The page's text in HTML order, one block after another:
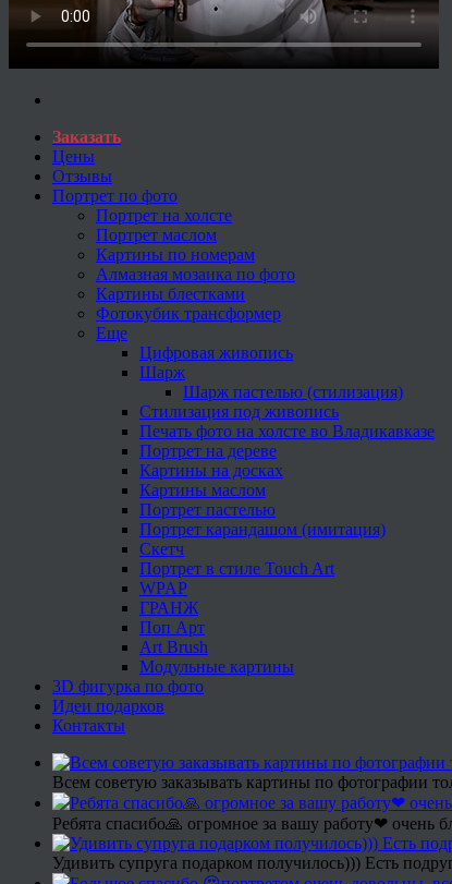
Заказать
Цены
Отзывы
Портрет по фото
Портрет на холсте
Портрет маслом
Картины по номерам
Алмазная мозаика по фото
Картины блестками
Фотокубик трансформер
Еще
Цифровая живопись
Шарж
Шарж пастелью (стилизация)
Стилизация под живопись
Печать фото на холсте во Владикавказе
Портрет на дереве
Картины на досках
Картины маслом
Портрет пастелью
Портрет карандашом (имитация)
Скетч
Портрет в стиле Touch Art
WPAP
ГРАНЖ
Поп Арт
Art Brush
Модульные картины
3D фигурка по фото
Идеи подарков
Контакты
Всем советую заказывать картины по фотографии
Ребята спасибо🙏 огромное за вашу работу❤ очень
Удивить супруга подарком получилось))) Есть